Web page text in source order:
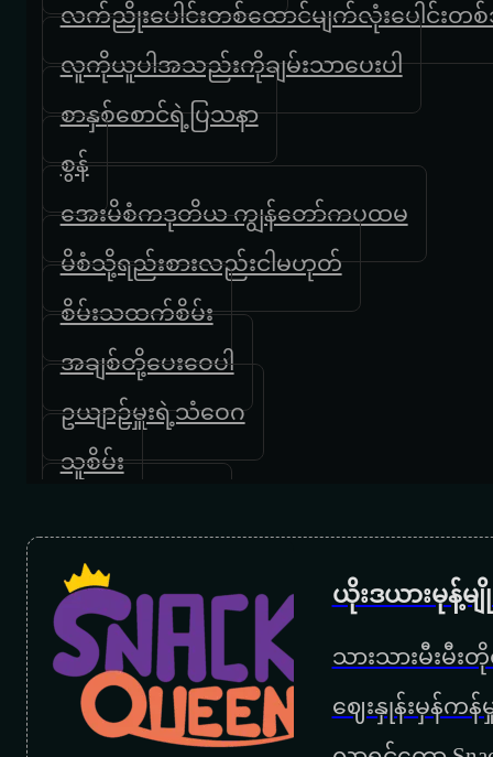
လက်ညိုးပေါင်းတစ်ထောင်မျက်လုံးပေါင်းတစ်
လူကိုယူပါအသည်းကိုချမ်းသာပေးပါ
စာနှစ်စောင်ရဲ့ပြသနာ
စွန်
အေးမိစံကဒုတိယ ကျွန်တော်ကပထမ
မိစံသို့ရည်းစားလည်းငါမဟုတ်
စိမ်းသထက်စိမ်း
အချစ်တို့ပေးဝေပါ
ဥယျာဉ်မှူးရဲ့သံဝေဂ
သူစိမ်း
ရင်ကိုအေးမြရစေသား
ခေတ္တပြန်ခွင့်ပြုပါ
ဥယျာဥ်မှူးပန်းမခူးရ
ကျောင်းပိတ်ရက်မျှော်သူသို့
ယိုးဒယားမုန့်
သားသားမီးမီး
ဈေးနှုန်းမှန်က